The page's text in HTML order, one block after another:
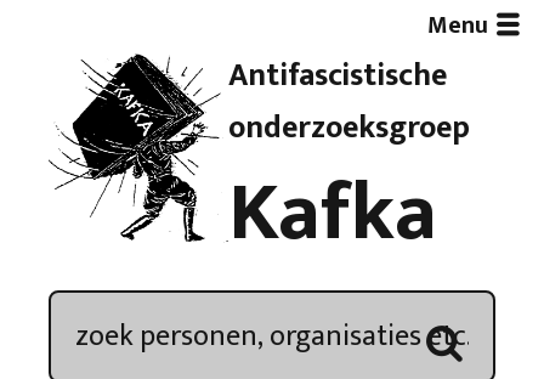
Antifascistische
onderzoeksgroep
Kafka
Menu
Artikelen
Demonstratieoverzicht
Kroniek